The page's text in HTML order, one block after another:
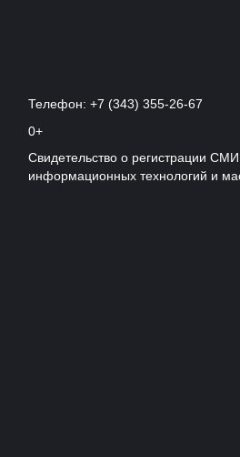
Телефон: +7 (343) 355-26-67
0+
Свидетельство о регистрации
информационных технологий и